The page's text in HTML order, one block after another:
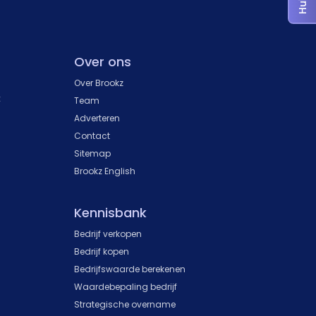
Over ons
Over Brookz
Team
Adverteren
Contact
Sitemap
Brookz English
Kennisbank
Bedrijf verkopen
Bedrijf kopen
Bedrijfswaarde berekenen
Waardebepaling bedrijf
Strategische overname